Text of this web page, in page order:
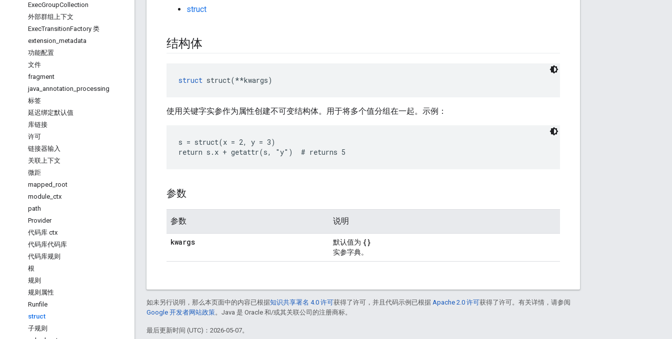
ExecGroupCollection
外部群组上下文
ExecTransitionFactory 类
extension metadata
功能配置
文件
fragment
java annotation processing
标签
延迟绑定默认值
库链接
许可
链接器输入
关联上下文
微距
mapped root
module ctx
path
Provider
代码库 ctx
代码库代码库
代码库规则
根
规则
规则属性
Runfile
struct
子规则
struct
结构体
struct struct(**kwargs)
使用关键字实参作为属性创建不可变结构体。用于将多个值分组在一起。示例：
s = struct(x = 2, y = 3)
return s.x + getattr(s, "y")  # returns 5
参数
参数 说明
kwargs 默认值为 {}
实参字典。
如未另行说明，那么本页面中的内容已根据知识共享署名 4.0 许可获得了许可，并且代码示例已根据 Apache 2.0 许可获得了许可。有关详情，请参阅
Google 开发者网站政策。Java 是 Oracle 和/或其关联公司的注册商标。
最后更新时间 (UTC)：2026-05-07。